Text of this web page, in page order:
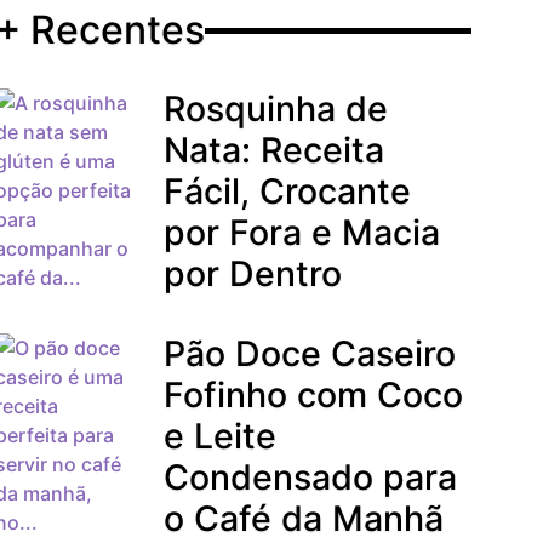
Recentes
Rosquinha de
Nata: Receita
Fácil, Crocante
por Fora e Macia
por Dentro
Pão Doce Caseiro
Fofinho com Coco
e Leite
Condensado para
o Café da Manhã